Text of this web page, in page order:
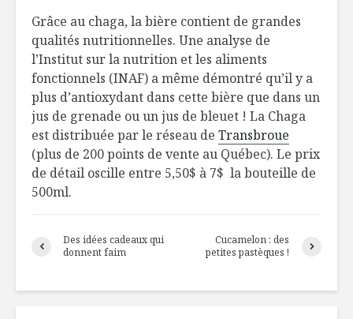
Grâce au chaga, la bière contient de grandes
qualités nutritionnelles. Une analyse de
l’Institut sur la nutrition et les aliments
fonctionnels (INAF) a même démontré qu’il y a
plus d’antioxydant dans cette bière que dans un
jus de grenade ou un jus de bleuet ! La Chaga
est distribuée par le réseau de Transbroue
(plus de 200 points de vente au Québec). Le prix
de détail oscille entre 5,50$ à 7$ la bouteille de
500ml.
Des idées cadeaux qui
donnent faim
Cucamelon : des
petites pastèques !
Montréal en
Lumières éclaire à
nouveau l’hiver
Producteur d’ici :
Ferme du Vert
Strøm